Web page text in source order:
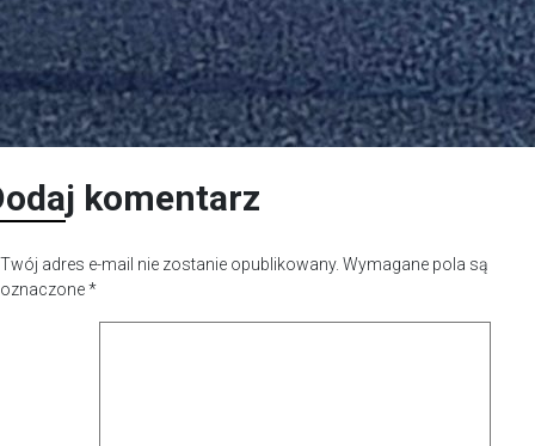
komentarz
Twój adres e-mail nie zostanie opublikowany. Wymagane pola są
oznaczone*